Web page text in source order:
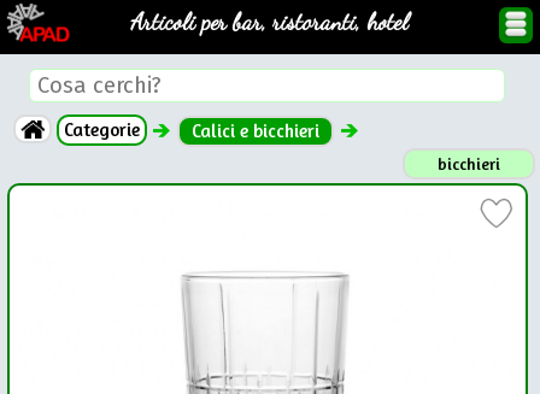
Articoli per bar, ristoranti, hotel
Categorie Calici e bicchieri
bicchieri